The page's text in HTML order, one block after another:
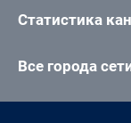
Статистика
Все города